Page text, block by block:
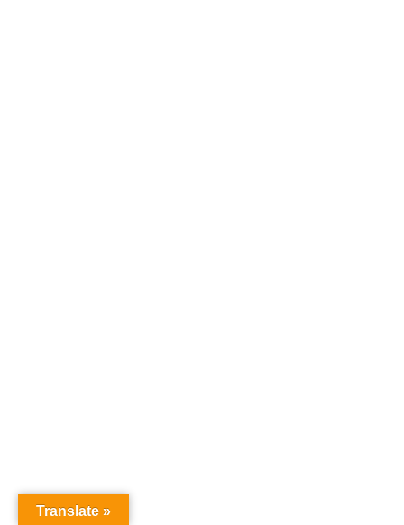
Translate »